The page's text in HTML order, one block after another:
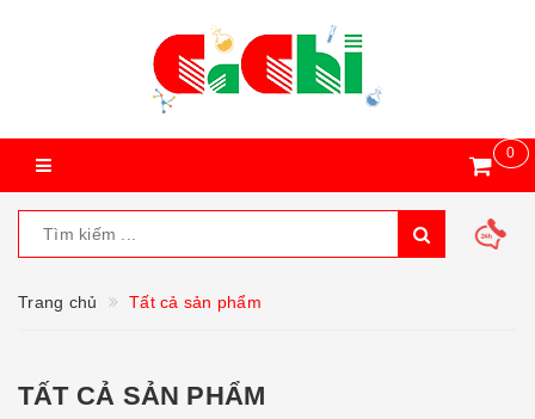
0
Trang chủ Tất cả sản phẩm
TẤT CẢ SẢN PHẨM